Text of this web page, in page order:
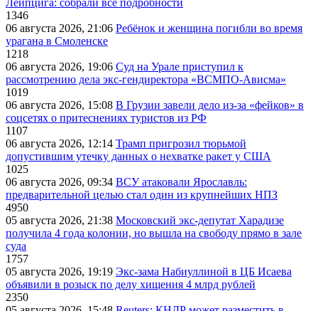
Лейпцига: собрали все подробности
1346
06 августа 2026, 21:06 Ребёнок и женщина погибли во время
урагана в Смоленске
1218
06 августа 2026, 19:06 Суд на Урале приступил к
рассмотрению дела экс-гендиректора «ВСМПО-Ависма»
1019
06 августа 2026, 15:08 В Грузии завели дело из-за «фейков» в
соцсетях о притеснениях туристов из РФ
1107
06 августа 2026, 12:14 Трамп пригрозил тюрьмой
допустившим утечку данных о нехватке ракет у США
1025
06 августа 2026, 09:34 ВСУ атаковали Ярославль:
предварительной целью стал один из крупнейших НПЗ
4950
05 августа 2026, 21:38 Московский экс-депутат Харадизе
получила 4 года колонии, но вышла на свободу прямо в зале
суда
1757
05 августа 2026, 19:19 Экс-зама Набиуллиной в ЦБ Исаева
объявили в розыск по делу хищения 4 млрд рублей
2350